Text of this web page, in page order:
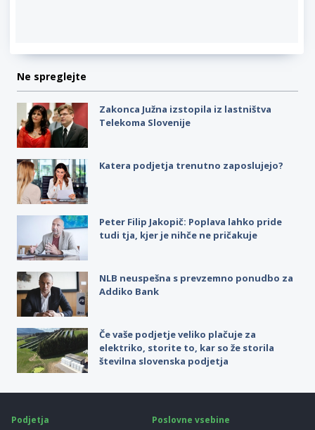
Ne spreglejte
Zakonca Južna izstopila iz lastništva
Telekoma Slovenije
Katera podjetja trenutno zaposlujejo?
Peter Filip Jakopič: Poplava lahko pride
tudi tja, kjer je nihče ne pričakuje
NLB neuspešna s prevzemno ponudbo za
Addiko Bank
Če vaše podjetje veliko plačuje za
elektriko, storite to, kar so že storila
številna slovenska podjetja
Podjetja
Poslovne vsebine